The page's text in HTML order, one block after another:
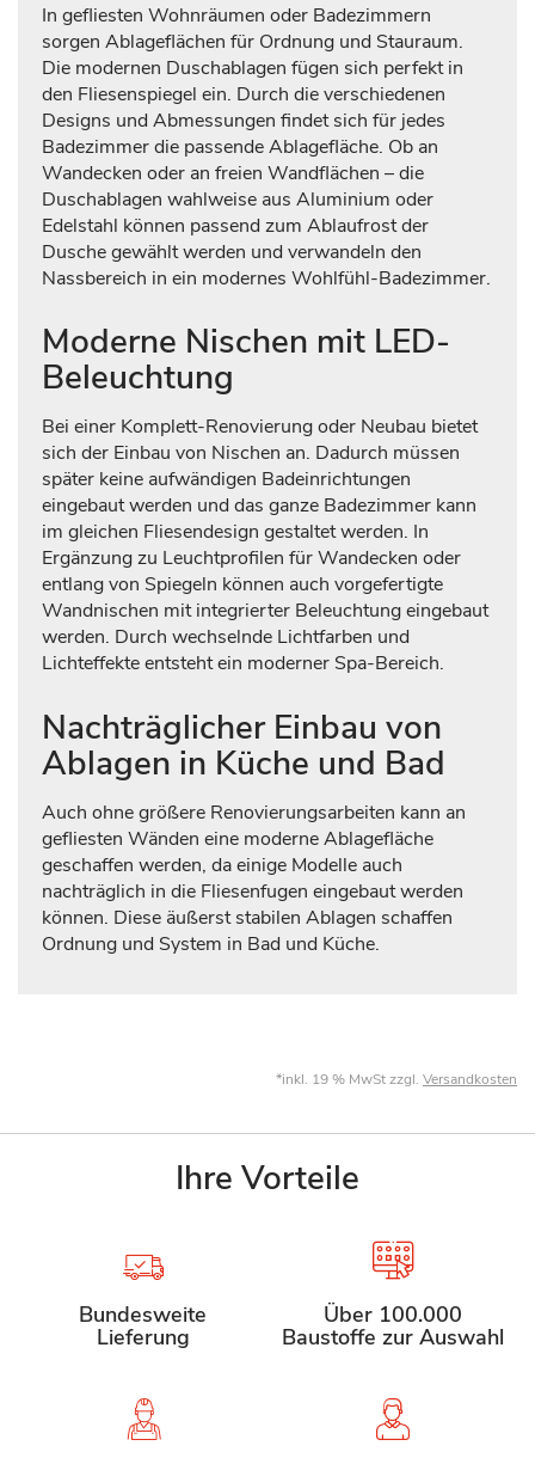
In gefliesten Wohnräumen oder Badezimmern
sorgen Ablageflächen für Ordnung und Stauraum.
Die modernen Duschablagen fügen sich perfekt in
den Fliesenspiegel ein. Durch die verschiedenen
Designs und Abmessungen findet sich für jedes
Badezimmer die passende Ablagefläche. Ob an
Wandecken oder an freien Wandflächen – die
Duschablagen wahlweise aus Aluminium oder
Edelstahl können passend zum Ablaufrost der
Dusche gewählt werden und verwandeln den
Nassbereich in ein modernes Wohlfühl-Badezimmer.
Moderne Nischen mit LED-
Beleuchtung
Bei einer Komplett-Renovierung oder Neubau bietet
sich der Einbau von Nischen an. Dadurch müssen
später keine aufwändigen Badeinrichtungen
eingebaut werden und das ganze Badezimmer kann
im gleichen Fliesendesign gestaltet werden. In
Ergänzung zu Leuchtprofilen für Wandecken oder
entlang von Spiegeln können auch vorgefertigte
Wandnischen mit integrierter Beleuchtung eingebaut
werden. Durch wechselnde Lichtfarben und
Lichteffekte entsteht ein moderner Spa-Bereich.
Nachträglicher Einbau von
Ablagen in Küche und Bad
Auch ohne größere Renovierungsarbeiten kann an
gefliesten Wänden eine moderne Ablagefläche
geschaffen werden, da einige Modelle auch
nachträglich in die Fliesenfugen eingebaut werden
können. Diese äußerst stabilen Ablagen schaffen
Ordnung und System in Bad und Küche.
*inkl. 19 % MwSt zzgl. Versandkosten
Ihre Vorteile
Bundesweite
Lieferung
Über 100.000
Baustoffe zur Auswahl